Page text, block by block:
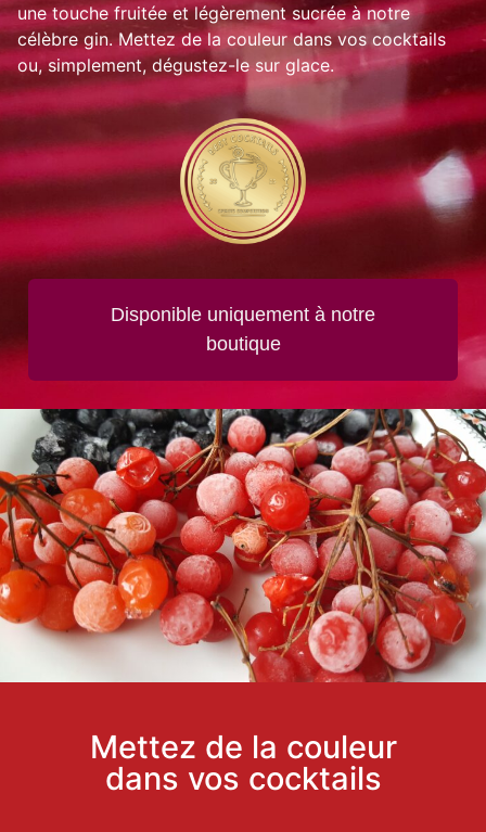
une touche fruitée et légèrement sucrée à notre
célèbre gin. Mettez de la couleur dans vos cocktails
ou, simplement, dégustez-le sur glace.
Disponible uniquement à notre
boutique
Mettez de la couleur
dans vos cocktails